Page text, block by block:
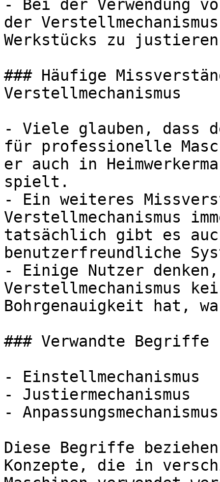
- Bei der Verwendung
der
Werkstücks zu
### Häufige
Verstellmechanismus
- Viele glauben, dass
für professionelle
er auch in
spielt.
- Ein weiteres
Verstellmechanismus
tatsächlich gibt es
benutzerfreundliche
- Einige Nutzer
Verstellmechanismus
Bohrgenauigkeit hat,
### Verwandte Begriffe
- Einstellmechanismus
- Justiermechanismus
- Anpassungsmechanismus
Diese Begriffe
Konzepte, die in